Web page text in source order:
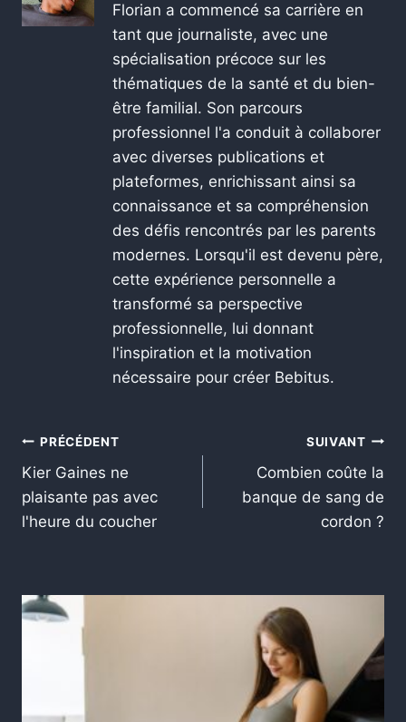
Florian a commencé sa carrière en
tant que journaliste, avec une
spécialisation précoce sur les
thématiques de la santé et du bien-
être familial. Son parcours
professionnel l'a conduit à collaborer
avec diverses publications et
plateformes, enrichissant ainsi sa
connaissance et sa compréhension
des défis rencontrés par les parents
modernes. Lorsqu'il est devenu père,
cette expérience personnelle a
transformé sa perspective
professionnelle, lui donnant
l'inspiration et la motivation
nécessaire pour créer Bebitus.
PRÉCÉDENT
Kier Gaines ne
plaisante pas avec
l'heure du coucher
SUIVANT
Combien coûte la
banque de sang de
cordon ?